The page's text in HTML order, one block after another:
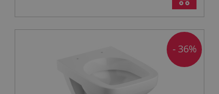
- 36%